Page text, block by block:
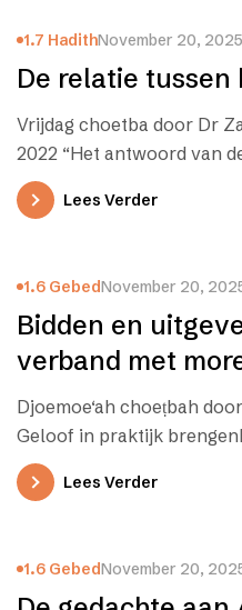
1.7 HadithNovember 20, 2025
De relatie tussen
Vrijdag choetba door Dr
2022 “Het antwoord van
Lees Verder
1.6 GebedNovember 20,
Bidden en
verband met
Djoemoe‘ah choeṭbah
Geloof in praktijk
Lees Verder
1.6 GebedNovember 20,